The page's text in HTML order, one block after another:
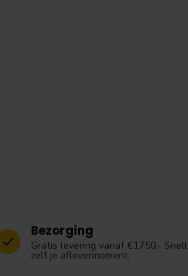
Bezorging
Gratis levering vanaf €1750,-
zelf je aflevermoment.